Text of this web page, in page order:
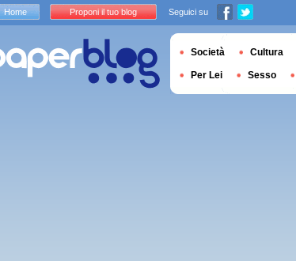
Home Proponi il tuo blog Seguici su
Società Cultura
Per Lei Sesso